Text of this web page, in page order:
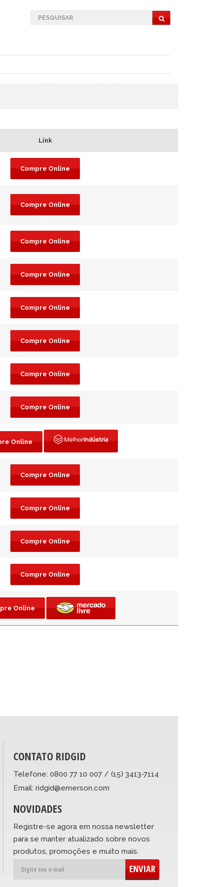
Link
Compre Online
Compre Online
Compre Online
Compre Online
Compre Online
Compre Online
Compre Online
Compre Online
Online
Compre Online
Compre Online
Compre Online
Compre Online
Online
CONTATO RIDGID
Telefone: 0800 77 10 007 / (15) 3413-7114
Email: ridgid@emerson.com
NOVIDADES
Registre-se agora em nossa newsletter
para se manter atualizado sobre novos
produtos, promoções e muito mais.
ENVIAR